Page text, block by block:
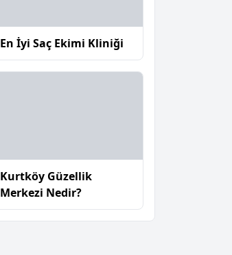
En İyi Saç Ekimi Kliniği
Kurtköy Güzellik
Merkezi Nedir?